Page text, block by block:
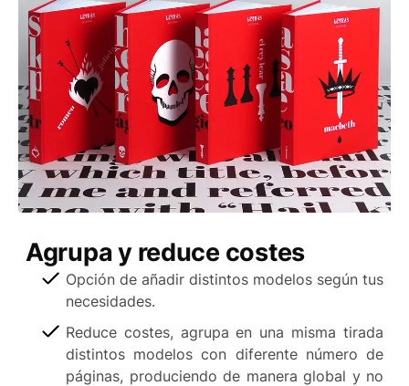
Agrupa y reduce costes
Opción de añadir distintos modelos según tus
necesidades.
Reduce costes, agrupa en una misma tirada
distintos modelos con diferente número de
páginas, produciendo de manera global y no